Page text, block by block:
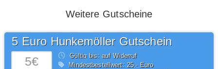
Weitere Gutscheine
5€
5 Euro Hunkemöller Gutschein
Gültig bis: auf Widerruf
Mindestbestellwert: 25,- Euro